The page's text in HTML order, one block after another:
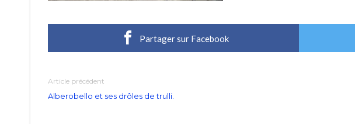
Partager sur Facebook
Article précédent
Alberobello et ses drôles de trulli.